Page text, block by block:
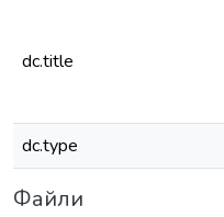
dc.title
dc.type
Файли